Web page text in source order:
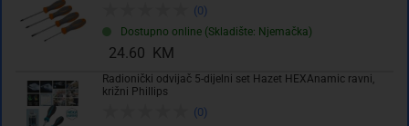
(0)
Dostupno online (Skladište: Njemačka)
24.60 KM
Radionički odvijač 5-dijelni set Hazet HEXAnamic ravni,
križni Phillips
(0)
Tehničke specifikacije